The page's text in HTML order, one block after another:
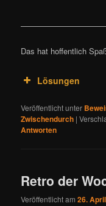
Das hat hoffentlich
Lösungen
Veröffentlicht unter
Zwischendurch |
Antworten
Retro der
Veröffentlicht am26.